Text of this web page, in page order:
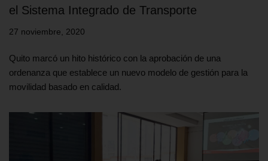
el Sistema Integrado de Transporte
27 noviembre, 2020
Quito marcó un hito histórico con la aprobación de una
ordenanza que establece un nuevo modelo de gestión para la
movilidad basado en calidad.